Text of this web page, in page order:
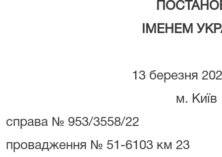
ІМЕНЕМ
13 березня
м. Київ
справа № 953/3558/22
провадження № 51-6103 км 23